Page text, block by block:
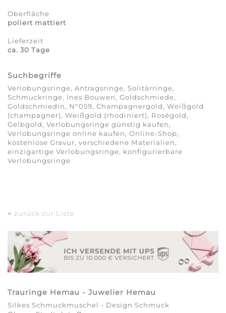
Oberfläche
poliert mattiert
Lieferzeit
ca. 30 Tage
Suchbegriffe
Verlobungsringe, Antragsringe, Solitärringe,
Schmuckringe, Ines Bouwen, Goldschmiede,
Goldschmiedin, N°059, Champagnergold, Weißgold
(champagner), Weißgold (rhodiniert), Roségold,
Gelbgold, Verlobungsringe günstig kaufen,
Verlobungsringe online kaufen, Online-Shop,
kostenlose Gravur, verschiedene Materialien,
einzigartige Verlobungsringe, konfigurierbare
Verlobungsringe
< zurück zur Liste
Trauringe Hemau - Juwelier Hemau
Silkes Schmuckmuschel - Design Schmuck